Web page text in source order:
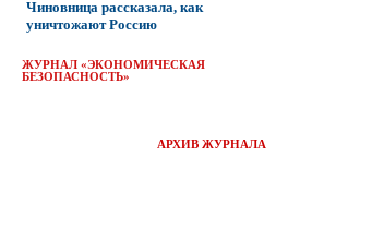
Чиновница рассказала, как
уничтожают Россию
ЖУРНАЛ «ЭКОНОМИЧЕСКАЯ
БЕЗОПАСНОСТЬ»
АРХИВ ЖУРНАЛА